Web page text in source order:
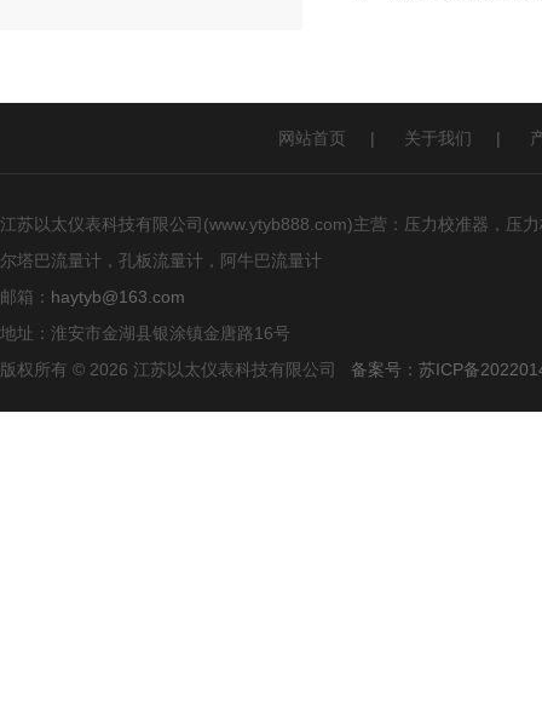
网站首页 | 关于我们 |
江苏以太仪表科技有限公司(www.ytyb888.com)主营：压力校准器，压
尔塔巴流量计，孔板流量计，阿牛巴流量计
邮箱： haytyb@163.com
地址：淮安市金湖县银涂镇金唐路16号
版权所有 © 2026 江苏以太仪表科技有限公司 备案号：苏ICP备